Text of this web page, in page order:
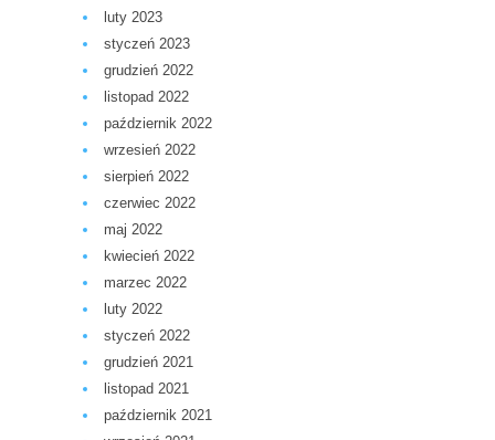
luty 2023
styczeń 2023
grudzień 2022
listopad 2022
październik 2022
wrzesień 2022
sierpień 2022
czerwiec 2022
maj 2022
kwiecień 2022
marzec 2022
luty 2022
styczeń 2022
grudzień 2021
listopad 2021
październik 2021